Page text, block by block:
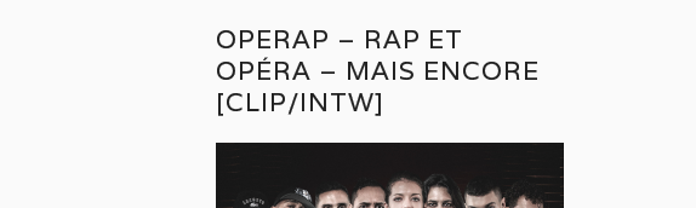
OPERAP – RAP ET
OPÉRA – MAIS ENCORE
[CLIP/INTW]